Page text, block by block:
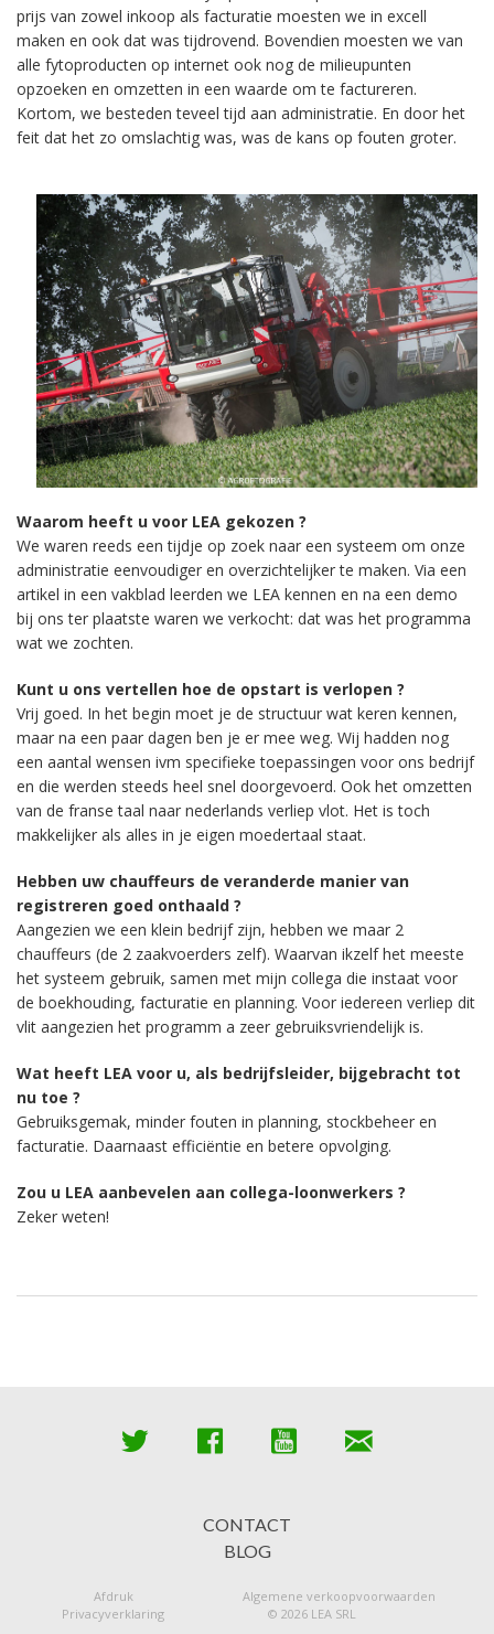
prijs van zowel inkoop als facturatie moesten we in excell
maken en ook dat was tijdrovend. Bovendien moesten we van
alle fytoproducten op internet ook nog de milieupunten
opzoeken en omzetten in een waarde om te factureren.
Kortom, we besteden teveel tijd aan administratie. En door het
feit dat het zo omslachtig was, was de kans op fouten groter.
Waarom heeft u voor LEA gekozen ?
We waren reeds een tijdje op zoek naar een systeem om onze
administratie eenvoudiger en overzichtelijker te maken. Via een
artikel in een vakblad leerden we LEA kennen en na een demo
bij ons ter plaatste waren we verkocht: dat was het programma
wat we zochten.
Kunt u ons vertellen hoe de opstart is verlopen ?
Vrij goed. In het begin moet je de structuur wat keren kennen,
maar na een paar dagen ben je er mee weg. Wij hadden nog
een aantal wensen ivm specifieke toepassingen voor ons bedrijf
en die werden steeds heel snel doorgevoerd. Ook het omzetten
van de franse taal naar nederlands verliep vlot. Het is toch
makkelijker als alles in je eigen moedertaal staat.
Hebben uw chauffeurs de veranderde manier van
registreren goed onthaald ?
Aangezien we een klein bedrijf zijn, hebben we maar 2
chauffeurs (de 2 zaakvoerders zelf). Waarvan ikzelf het meeste
het systeem gebruik, samen met mijn collega die instaat voor
de boekhouding, facturatie en planning. Voor iedereen verliep dit
vlit aangezien het programm a zeer gebruiksvriendelijk is.
Wat heeft LEA voor u, als bedrijfsleider, bijgebracht tot
nu toe ?
Gebruiksgemak, minder fouten in planning, stockbeheer en
facturatie. Daarnaast efficiëntie en betere opvolging.
Zou u LEA aanbevelen aan collega-loonwerkers ?
Zeker weten!
CONTACT
BLOG
Afdruk
Algemene verkoopvoorwaarden
Privacyverklaring
© 2026 LEA SRL